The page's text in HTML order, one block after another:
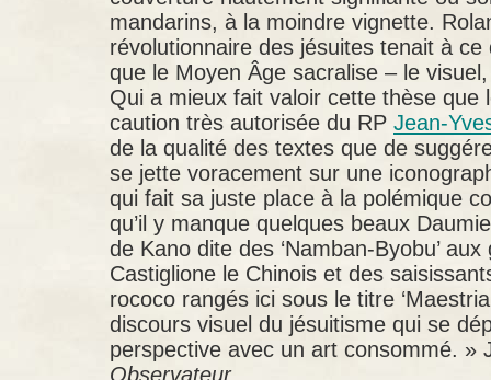
mandarins, à la moindre vignette.
révolutionnaire des jésuites tenait à ce
que le Moyen Âge sacralise – le
Qui a mieux fait valoir cette thèse que
caution très autorisée du RP Jean-
de la qualité des textes que de
se jette voracement sur une
qui fait sa juste place à la polémique
qu’il y manque quelques beaux
de Kano dite des ‘Namban-Byobu’
Castiglione le Chinois et des
rococo rangés ici sous le titre ‘Maestria
discours visuel du jésuitisme qui se
perspective avec un art consommé. »
Observateur.